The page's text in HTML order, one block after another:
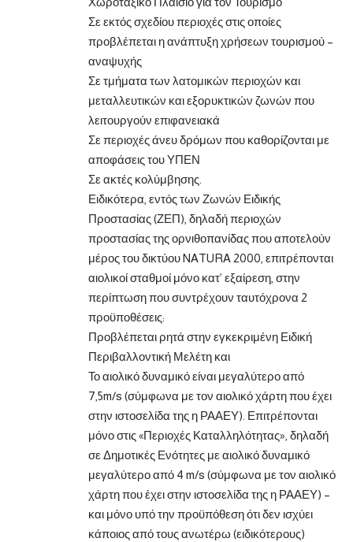
Σε εκτός σχεδίου περιοχές στις οποίες
προβλέπεται η ανάπτυξη χρήσεων τουρισμού –
αναψυχής
Σε τμήματα των λατομικών περιοχών και
μεταλλευτικών και εξορυκτικών ζωνών που
λειτουργούν επιφανειακά
Σε περιοχές άνευ δρόμων που καθορίζονται με
αποφάσεις του ΥΠΕΝ
Σε ακτές κολύμβησης.
Ειδικότερα, εντός των Ζωνών Ειδικής
Προστασίας (ΖΕΠ), δηλαδή περιοχών
προστασίας της ορνιθοπανίδας που αποτελούν
μέρος του δικτύου NATURA 2000, επιτρέπονται
αιολικοί σταθμοί μόνο κατ’ εξαίρεση, στην
περίπτωση που συντρέχουν ταυτόχρονα 2
προϋποθέσεις:
Προβλέπεται ρητά στην εγκεκριμένη Ειδική
Περιβαλλοντική Μελέτη και
Το αιολικό δυναμικό είναι μεγαλύτερο από
7,5m/s (σύμφωνα με τον αιολικό χάρτη που έχει
στην ιστοσελίδα της η ΡΑΑΕΥ). Επιτρέπονται
μόνο στις «Περιοχές Καταλληλότητας», δηλαδή
σε Δημοτικές Ενότητες με αιολικό δυναμικό
μεγαλύτερο από 4 m/s (σύμφωνα με τον αιολικό
χάρτη που έχει στην ιστοσελίδα της η ΡΑΑΕΥ) –
και μόνο υπό την προϋπόθεση ότι δεν ισχύει
κάποιος από τους ανωτέρω (ειδικότερους)